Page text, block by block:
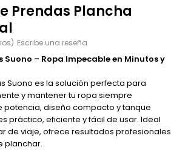
Prendas Plancha
Escribe una reseña
– Ropa Impecable en Minutos y
Suono es la solución perfecta para
y mantener tu ropa siempre
potencia, diseño compacto y tanque
práctico, eficiente y fácil de usar. Ideal
de viaje, ofrece resultados profesionales
planchar.